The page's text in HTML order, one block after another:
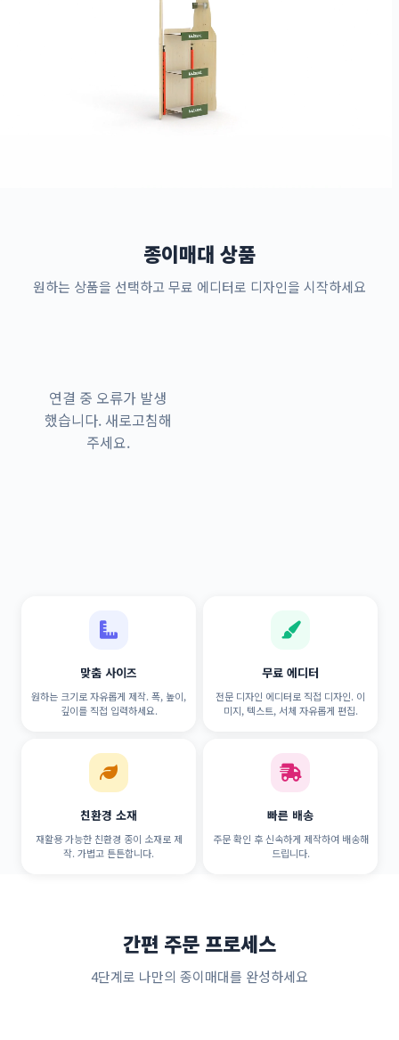
종이매대 상품
원하는 상품을 선택하고 무료 에디터로 디자인을 시작하세요
연결 중 오류가 발생
했습니다. 새로고침해
주세요.
맞춤 사이즈
원하는 크기로 자유롭게 제작. 폭, 높이,
깊이를 직접 입력하세요.
무료 에디터
전문 디자인 에디터로 직접 디자인. 이
미지, 텍스트, 서체 자유롭게 편집.
친환경 소재
재활용 가능한 친환경 종이 소재로 제
작. 가볍고 튼튼합니다.
빠른 배송
주문 확인 후 신속하게 제작하여 배송해
드립니다.
간편 주문 프로세스
4단계로 나만의 종이매대를 완성하세요